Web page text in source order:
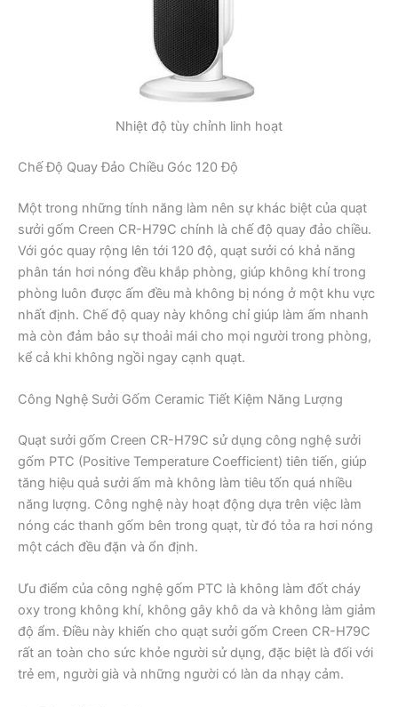
Nhiệt độ tùy chỉnh linh hoạt
Chế Độ Quay Đảo Chiều Góc 120 Độ
Một trong những tính năng làm nên sự khác biệt của quạt
sưởi gốm Creen CR-H79C chính là chế độ quay đảo chiều.
Với góc quay rộng lên tới 120 độ, quạt sưởi có khả năng
phân tán hơi nóng đều khắp phòng, giúp không khí trong
phòng luôn được ấm đều mà không bị nóng ở một khu vực
nhất định. Chế độ quay này không chỉ giúp làm ấm nhanh
mà còn đảm bảo sự thoải mái cho mọi người trong phòng,
kể cả khi không ngồi ngay cạnh quạt.
Công Nghệ Sưởi Gốm Ceramic Tiết Kiệm Năng Lượng
Quạt sưởi gốm Creen CR-H79C sử dụng công nghệ sưởi
gốm PTC (Positive Temperature Coefficient) tiên tiến, giúp
tăng hiệu quả sưởi ấm mà không làm tiêu tốn quá nhiều
năng lượng. Công nghệ này hoạt động dựa trên việc làm
nóng các thanh gốm bên trong quạt, từ đó tỏa ra hơi nóng
một cách đều đặn và ổn định.
Ưu điểm của công nghệ gốm PTC là không làm đốt cháy
oxy trong không khí, không gây khô da và không làm giảm
độ ẩm. Điều này khiến cho quạt sưởi gốm Creen CR-H79C
rất an toàn cho sức khỏe người sử dụng, đặc biệt là đối với
trẻ em, người già và những người có làn da nhạy cảm.